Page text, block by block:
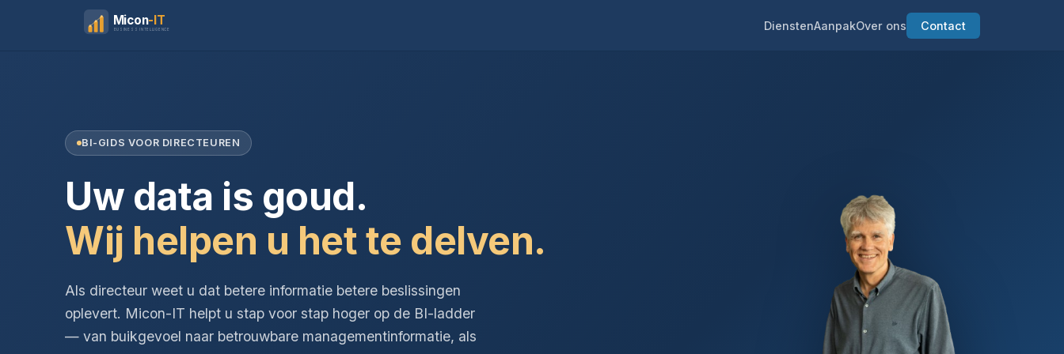
Micon-IT
BUSINESS INTELLIGENCE DienstenAanpakOver ons Contact
BI-GIDS VOOR DIRECTEUREN
Uw data is goud.
Wij helpen u het te delven.
Als directeur weet u dat betere informatie betere beslissingen
oplevert. Micon-IT helpt u stap voor stap hoger op de BI-ladder
— van buikgevoel naar betrouwbare managementinformatie, als